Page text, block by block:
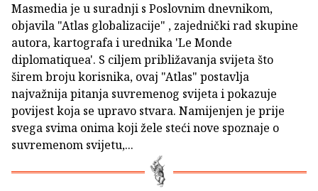
Masmedia je u suradnji s Poslovnim dnevnikom,
objavila "Atlas globalizacije" , zajednički rad skupine
autora, kartografa i urednika 'Le Monde
diplomatiquea'. S ciljem približavanja svijeta što
širem broju korisnika, ovaj "Atlas" postavlja
najvažnija pitanja suvremenog svijeta i pokazuje
povijest koja se upravo stvara. Namijenjen je prije
svega svima onima koji žele steći nove spoznaje o
suvremenom svijetu,...